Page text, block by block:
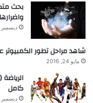
بحث
ديسمبر 8, 2015
شاهد مراحل تطور الكمبيوتر
مايو 24, 2016
كامل
ديسمبر 14, 2015